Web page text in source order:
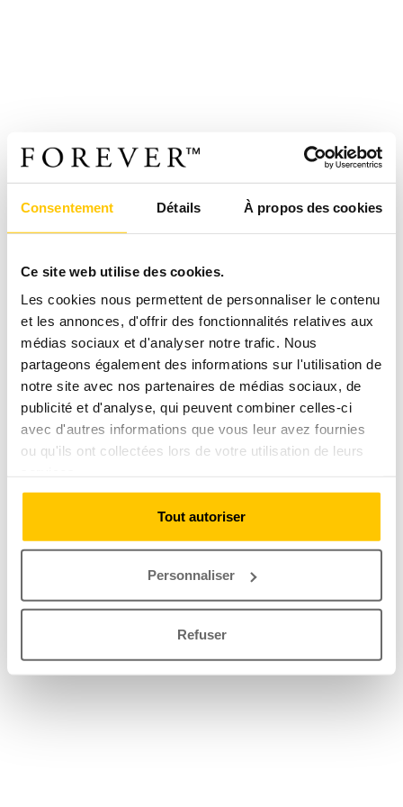
Consentement Détails À propos des cookies
Ce site web utilise des cookies.
Les cookies nous permettent de personnaliser le contenu
et les annonces, d'offrir des fonctionnalités relatives aux
médias sociaux et d'analyser notre trafic. Nous
partageons également des informations sur l'utilisation de
notre site avec nos partenaires de médias sociaux, de
publicité et d'analyse, qui peuvent combiner celles-ci
avec d'autres informations que vous leur avez fournies
ou qu'ils ont collectées lors de votre utilisation de leurs
Tout autoriser
Personnaliser
Refuser